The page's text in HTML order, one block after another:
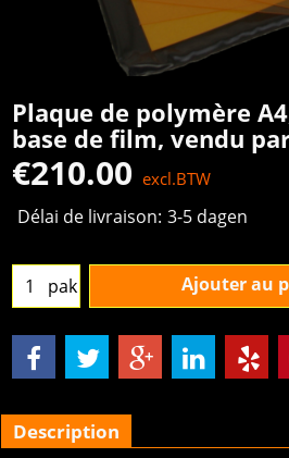
Plaque de polymère
base de film, vendu
€210.00 excl.BTW
Délai de livraison: 3-5 dagen
pak Ajouter au
Description